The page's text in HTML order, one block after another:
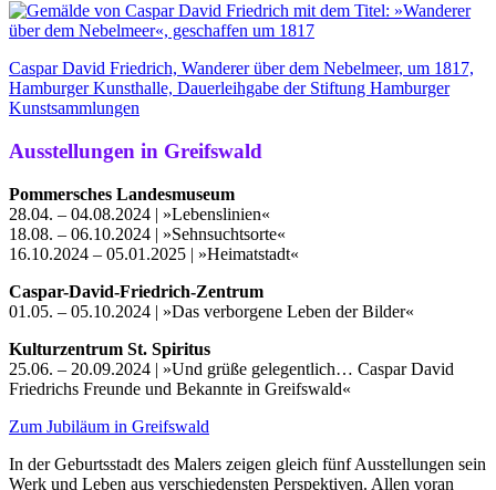
Caspar David Friedrich, Wanderer über dem Nebelmeer, um 1817,
Hamburger Kunsthalle, Dauerleihgabe der Stiftung Hamburger
Kunstsammlungen
Ausstellungen in Greifswald
Pommersches Landesmuseum
28.04. – 04.08.2024 | »Lebenslinien«
18.08. – 06.10.2024 | »Sehnsuchtsorte«
16.10.2024 – 05.01.2025 | »Heimatstadt«
Caspar-David-Friedrich-Zentrum
01.05. – 05.10.2024 | »Das verborgene Leben der Bilder«
Kulturzentrum St. Spiritus
25.06. – 20.09.2024 | »Und grüße gelegentlich… Caspar David
Friedrichs Freunde und Bekannte in Greifswald«
Zum Jubiläum in Greifswald
In der Geburtsstadt des Malers zeigen gleich fünf Ausstellungen sein
Werk und Leben aus verschiedensten Perspektiven. Allen voran